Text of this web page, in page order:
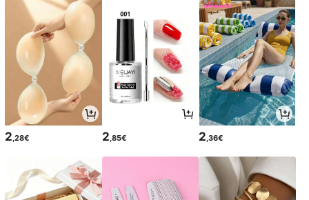
2,28€ 2,85€ 2,36€